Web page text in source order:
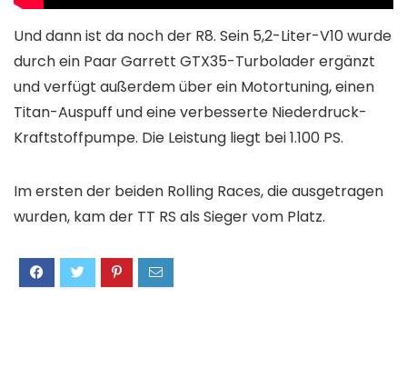
Und dann ist da noch der R8. Sein 5,2-Liter-V10 wurde
durch ein Paar Garrett GTX35-Turbolader ergänzt
und verfügt außerdem über ein Motortuning, einen
Titan-Auspuff und eine verbesserte Niederdruck-
Kraftstoffpumpe. Die Leistung liegt bei 1.100 PS.
Im ersten der beiden Rolling Races, die ausgetragen
wurden, kam der TT RS als Sieger vom Platz.